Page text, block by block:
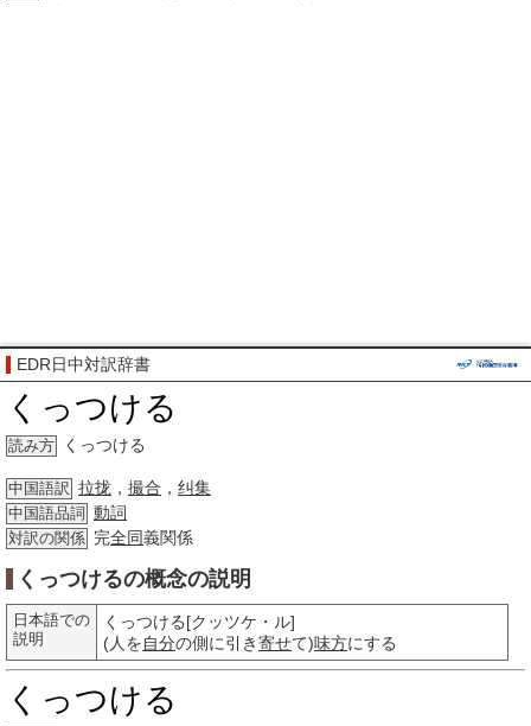
EDR日中対訳辞書
くっつける
読み方 くっつける
中国語訳 拉拢 ， 撮合 ， 纠集
中国語品詞 動詞
対訳の関係 完全同義関係
くっつけるの概念の説明
日本語での
説明
くっつける[クッツケ・ル]
(人を自分の側に引き寄せて)味方にする
くっつける